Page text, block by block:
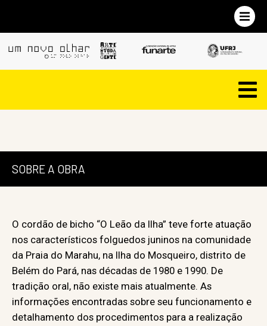
SOBRE A OBRA
O cordão de bicho “O Leão da Ilha” teve forte atuação
nos característicos folguedos juninos na comunidade
da Praia do Marahu, na Ilha do Mosqueiro, distrito de
Belém do Pará, nas décadas de 1980 e 1990. De
tradição oral, não existe mais atualmente. As
informações encontradas sobre seu funcionamento e
detalhamento dos procedimentos para a realização